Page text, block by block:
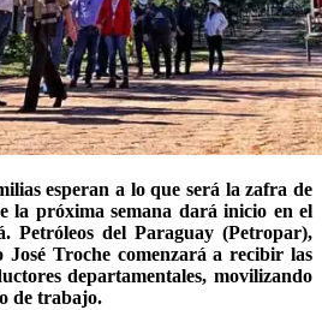
esperan a lo que será la zafra de
la próxima semana dará inicio en el
Petróleos del Paraguay (Petropar),
Troche comenzará a recibir las
departamentales, movilizando
de trabajo.